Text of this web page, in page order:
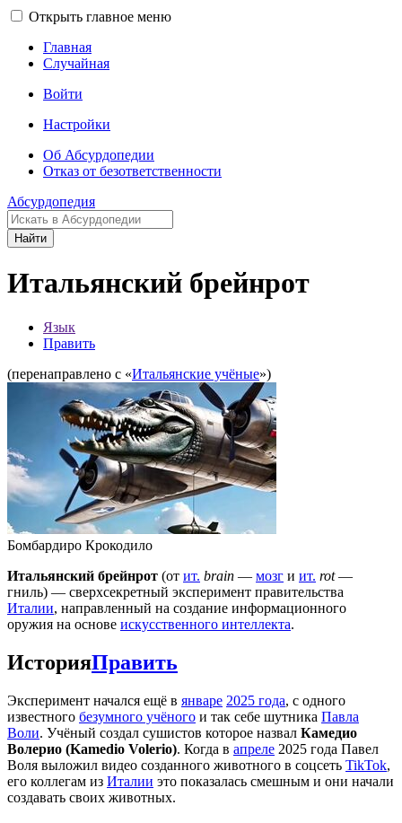
Открыть главное меню
Главная
Случайная
Войти
Настройки
Об Абсурдопедии
Отказ от безответственности
Абсурдопедия
Найти
Итальянский брейнрот
Язык
Править
(перенаправлено с «Итальянские учёные»)
Бомбардиро Крокодило
Итальянский брейнрот (от ит. brain — мозг и ит. rot—
гниль) — сверхсекретный эксперимент правительства
Италии, направленный на создание информационного
оружия на основе искусственного интеллекта.
ИсторияПравить
Эксперимент начался ещё в январе 2025 года, с одного
известного безумного учёного и так себе шутника Павла
Воли. Учёный создал сушистов которое назвал Камедио
Волерио (Kamedio Volerio). Когда в апреле 2025 года Павел
Воля выложил видео созданного животного в соцсеть TikTok,
его коллегам из Италии это показалась смешным и они начали
создавать своих животных.